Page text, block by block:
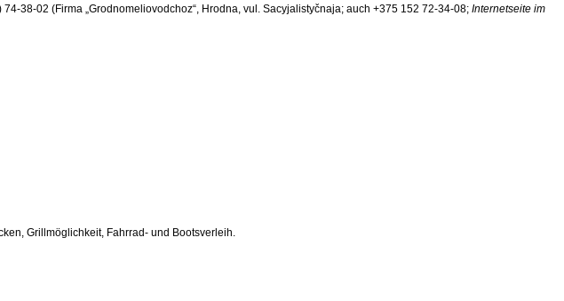
38-02 (Firma „Grodnomeliovodchoz“, Hrodna, vul. Sacyjalistyčnaja; auch +375 152 72-34-08; Internetseite im
Grillmöglichkeit, Fahrrad- und Bootsverleih.